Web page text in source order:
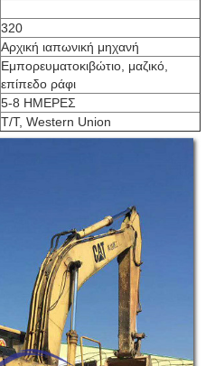
320
Αρχική ιαπωνική μηχανή
Εμπορευματοκιβώτιο, μαζικό,
επίπεδο ράφι
5-8 ΗΜΕΡΕΣ
T/T, Western Union